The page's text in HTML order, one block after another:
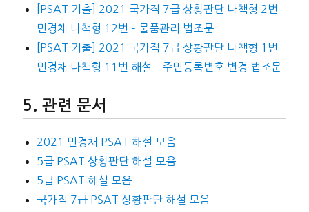
[PSAT 기출] 2021 국가직 7급 상황판단 나책형 2번
민경채 나책형 12번 – 물품관리 법조문
[PSAT 기출] 2021 국가직 7급 상황판단 나책형 1번
민경채 나책형 11번 해설 – 주민등록변호 변경 법조문
관련 문서
2021 민경채 PSAT 해설 모음
5급 PSAT 상황판단 해설 모음
5급 PSAT 해설 모음
국가직 7급 PSAT 상황판단 해설 모음